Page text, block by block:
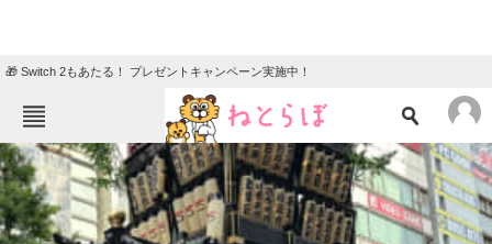
🎁 Switch 2もあたる！ プレゼントキャンペーン実施中！
ねとらぼメニュー
TOP ニュース
エンタメ クイズ